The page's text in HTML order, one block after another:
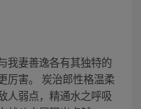
我妻善逸各有其独特的
厉害。 炭治郎性格温柔
人弱点，精通水之呼吸